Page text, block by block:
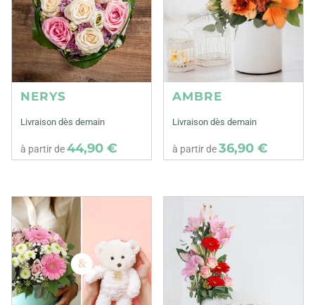
NERYS
Livraison dès demain
à partir de44,90 €
AMBRE
Livraison dès demain
à partir de36,90 €